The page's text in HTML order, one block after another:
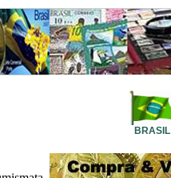
BRASIL